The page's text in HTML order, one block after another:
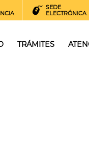
SEDE
ELECTRÓNICA
TRÁMITES